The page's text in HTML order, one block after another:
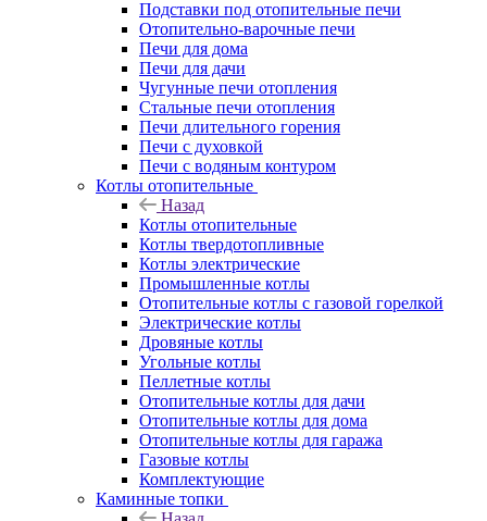
Подставки под отопительные печи
Отопительно-варочные печи
Печи для дома
Печи для дачи
Чугунные печи отопления
Стальные печи отопления
Печи длительного горения
Печи с духовкой
Печи с водяным контуром
Котлы отопительные
Назад
Котлы отопительные
Котлы твердотопливные
Котлы электрические
Промышленные котлы
Отопительные котлы с газовой горелкой
Электрические котлы
Дровяные котлы
Угольные котлы
Пеллетные котлы
Отопительные котлы для дачи
Отопительные котлы для дома
Отопительные котлы для гаража
Газовые котлы
Комплектующие
Каминные топки